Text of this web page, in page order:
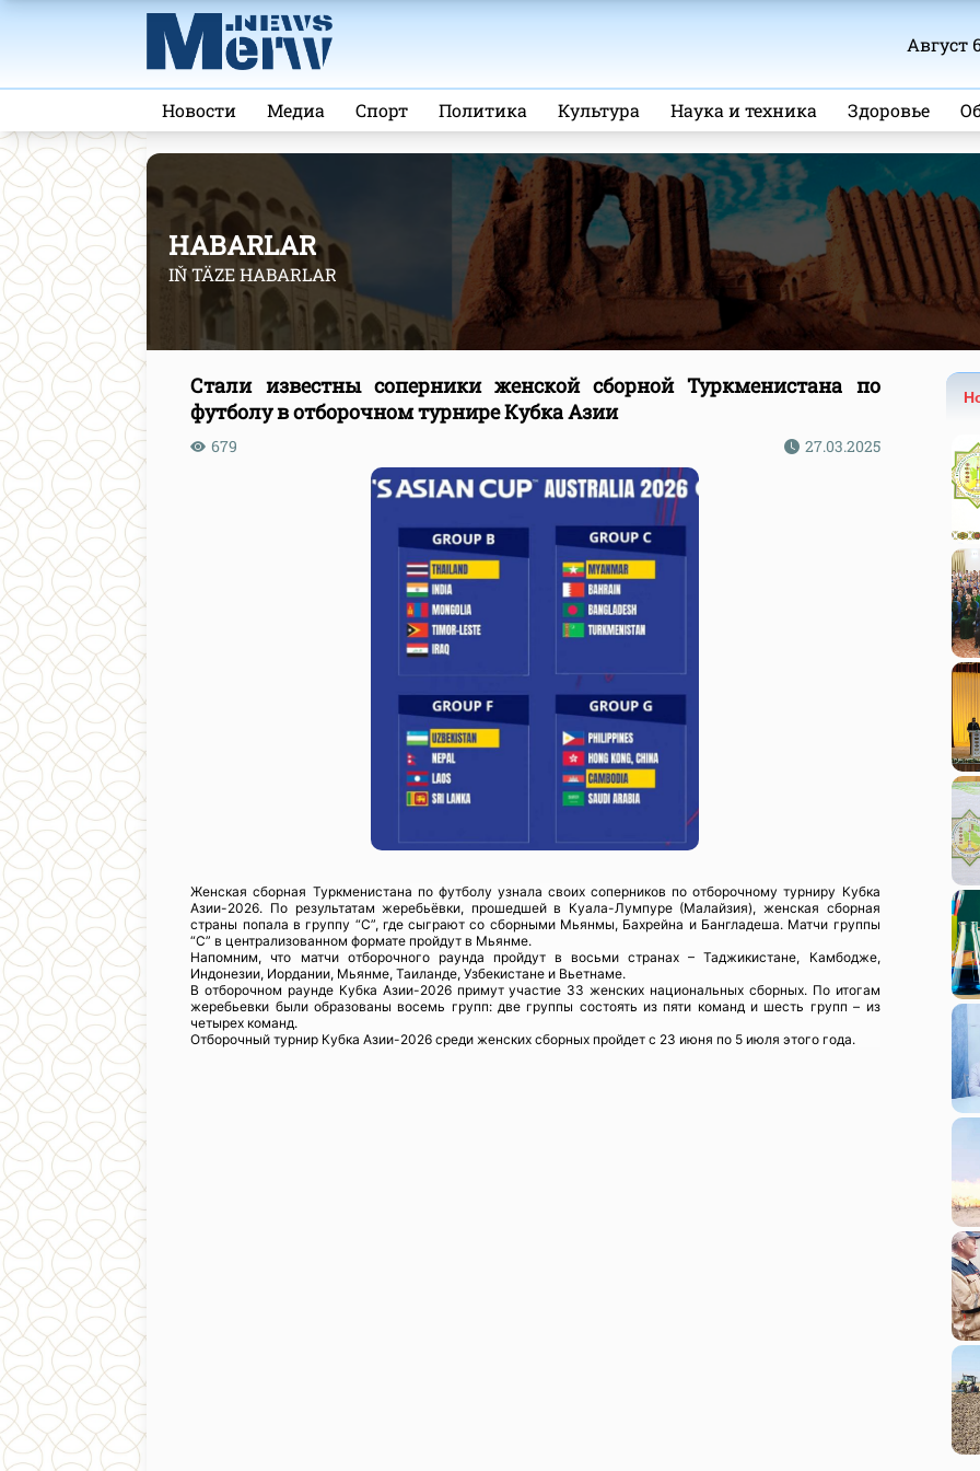
Август
Новости Медиа Спорт Политика Культура Наука и техника Здоровье
HABARLAR
IŇ TÄZE HABARLAR
Стали известны соперники женской сборной Туркменистана по
футболу в отборочном турнире Кубка Азии
679 27.03.2025
Женская сборная Туркменистана по футболу узнала своих соперников по отборочному турниру Кубка
Азии-2026. По результатам жеребьёвки, прошедшей в Куала-Лумпуре (Малайзия), женская сборная
страны попала в группу “C”, где сыграют со сборными Мьянмы, Бахрейна и Бангладеша. Матчи группы
“C” в централизованном формате пройдут в Мьянме.
Напомним, что матчи отборочного раунда пройдут в восьми странах – Таджикистане, Камбодже,
Индонезии, Иордании, Мьянме, Таиланде, Узбекистане и Вьетнаме.
В отборочном раунде Кубка Азии-2026 примут участие 33 женских национальных сборных. По итогам
жеребьевки были образованы восемь групп: две группы состоять из пяти команд и шесть групп – из
четырех команд.
Отборочный турнир Кубка Азии-2026 среди женских сборных пройдет с 23 июня по 5 июля этого года.